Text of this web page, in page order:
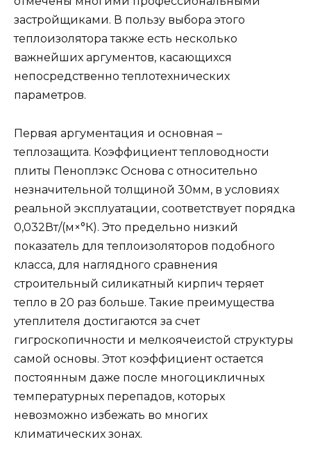
застройщиками. В пользу выбора этого
теплоизолятора также есть несколько
важнейших аргументов, касающихся
непосредственно теплотехнических
параметров.
Первая аргументация и основная –
теплозащита. Коэффициент тепловодности
плиты Пеноплэкс Основа с относительно
незначительной толщиной 30мм, в условиях
реальной эксплуатации, соответствует порядка
0,032Вт/(м×°К). Это предельно низкий
показатель для теплоизоляторов подобного
класса, для наглядного сравнения
строительный силикатный кирпич теряет
тепло в 20 раз больше. Такие преимущества
утеплителя достигаются за счет
гигроскопичности и мелкоячеистой структуры
самой основы. Этот коэффициент остается
постоянным даже после многоцикличных
температурных перепадов, которых
невозможно избежать во многих
климатических зонах.